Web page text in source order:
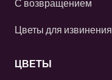
С возвращением
Цветы для извинения
ЦВЕТЫ